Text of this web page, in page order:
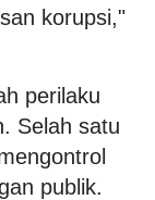
korupsi,"
perilaku
Selah satu
publik.